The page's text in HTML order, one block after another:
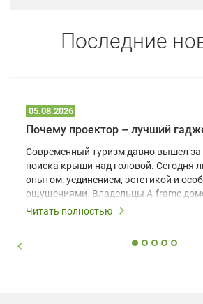
Последние
05.08.2026
Современный туризм давно вышел за
поиска крыши над головой. Сегодня
опытом: уединением, эстетикой и
ощущениями. Владельцы A-frame
шале понимают, что конкуренция
вернуться и поделиться
Читать полностью